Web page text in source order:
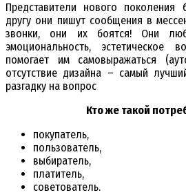
Представители нового
другу они пишут сообщения в
звонки, они их боятся! Они
эмоциональность, эстетическое
помогает им самовыражаться
отсутствие дизайна – самый
разгадку на вопрос
Кто же такой
покупатель,
пользователь,
выбиратель,
платитель,
советователь.